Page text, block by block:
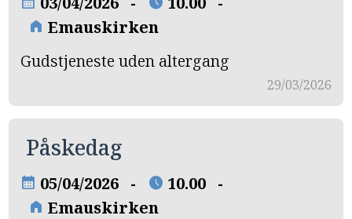
home Emauskirken
Gudstjeneste uden altergang
29/03/2026
Påskedag
calendar_month 05/04/2026 - schedule 10.00 -
home Emauskirken